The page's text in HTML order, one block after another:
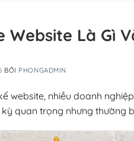
Website Là Gì
BỞI PHONGADMIN
website, nhiều doanh
quan trọng nhưng thường